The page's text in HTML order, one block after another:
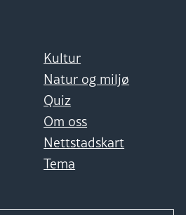
Kultur
Natur og miljø
Quiz
Om oss
Nettstadskart
Tema